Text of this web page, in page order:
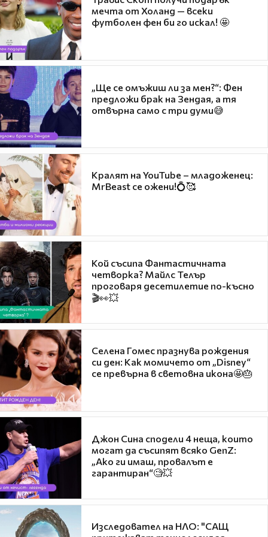
мечта от Холанд — всеки
футболен фен би го искал! 🤩
„Ще се омъжиш ли за мен?“: Фен
предложи брак на Зендая, а тя
отвърна само с три думи😅
Кралят на YouTube – младоженец:
MrBeast се ожени!💍🥰
Кой съсипа Фантастичната
четворка? Майлс Телър
проговаря десетилетие по-късно
🎬👀💥
Селена Гомес празнува рождения
си ден: Как момичето от „Disney“
се превърна в световна икона🤩🎂
Джон Сина сподели 4 неща, които
могат да съсипят всяко GenZ:
„Ако ги имаш, провалът е
гарантиран“🧐💥
Изследовател на НЛО: "САЩ